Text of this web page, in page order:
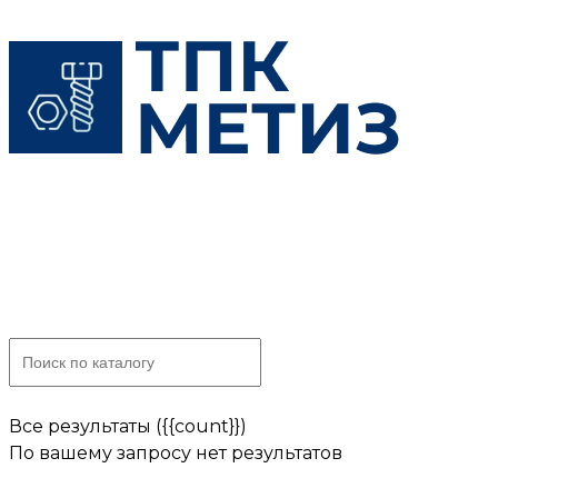
content
Все результаты ({{count}})
По вашему запросу нет результатов